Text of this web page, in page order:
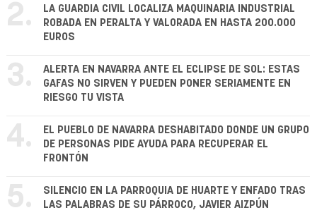
2.
LA GUARDIA CIVIL LOCALIZA MAQUINARIA INDUSTRIAL
ROBADA EN PERALTA Y VALORADA EN HASTA 200.000
EUROS
3.
ALERTA EN NAVARRA ANTE EL ECLIPSE DE SOL: ESTAS
GAFAS NO SIRVEN Y PUEDEN PONER SERIAMENTE EN
RIESGO TU VISTA
4.
EL PUEBLO DE NAVARRA DESHABITADO DONDE UN GRUPO
DE PERSONAS PIDE AYUDA PARA RECUPERAR EL
FRONTÓN
5.
SILENCIO EN LA PARROQUIA DE HUARTE Y ENFADO TRAS
LAS PALABRAS DE SU PÁRROCO, JAVIER AIZPÚN